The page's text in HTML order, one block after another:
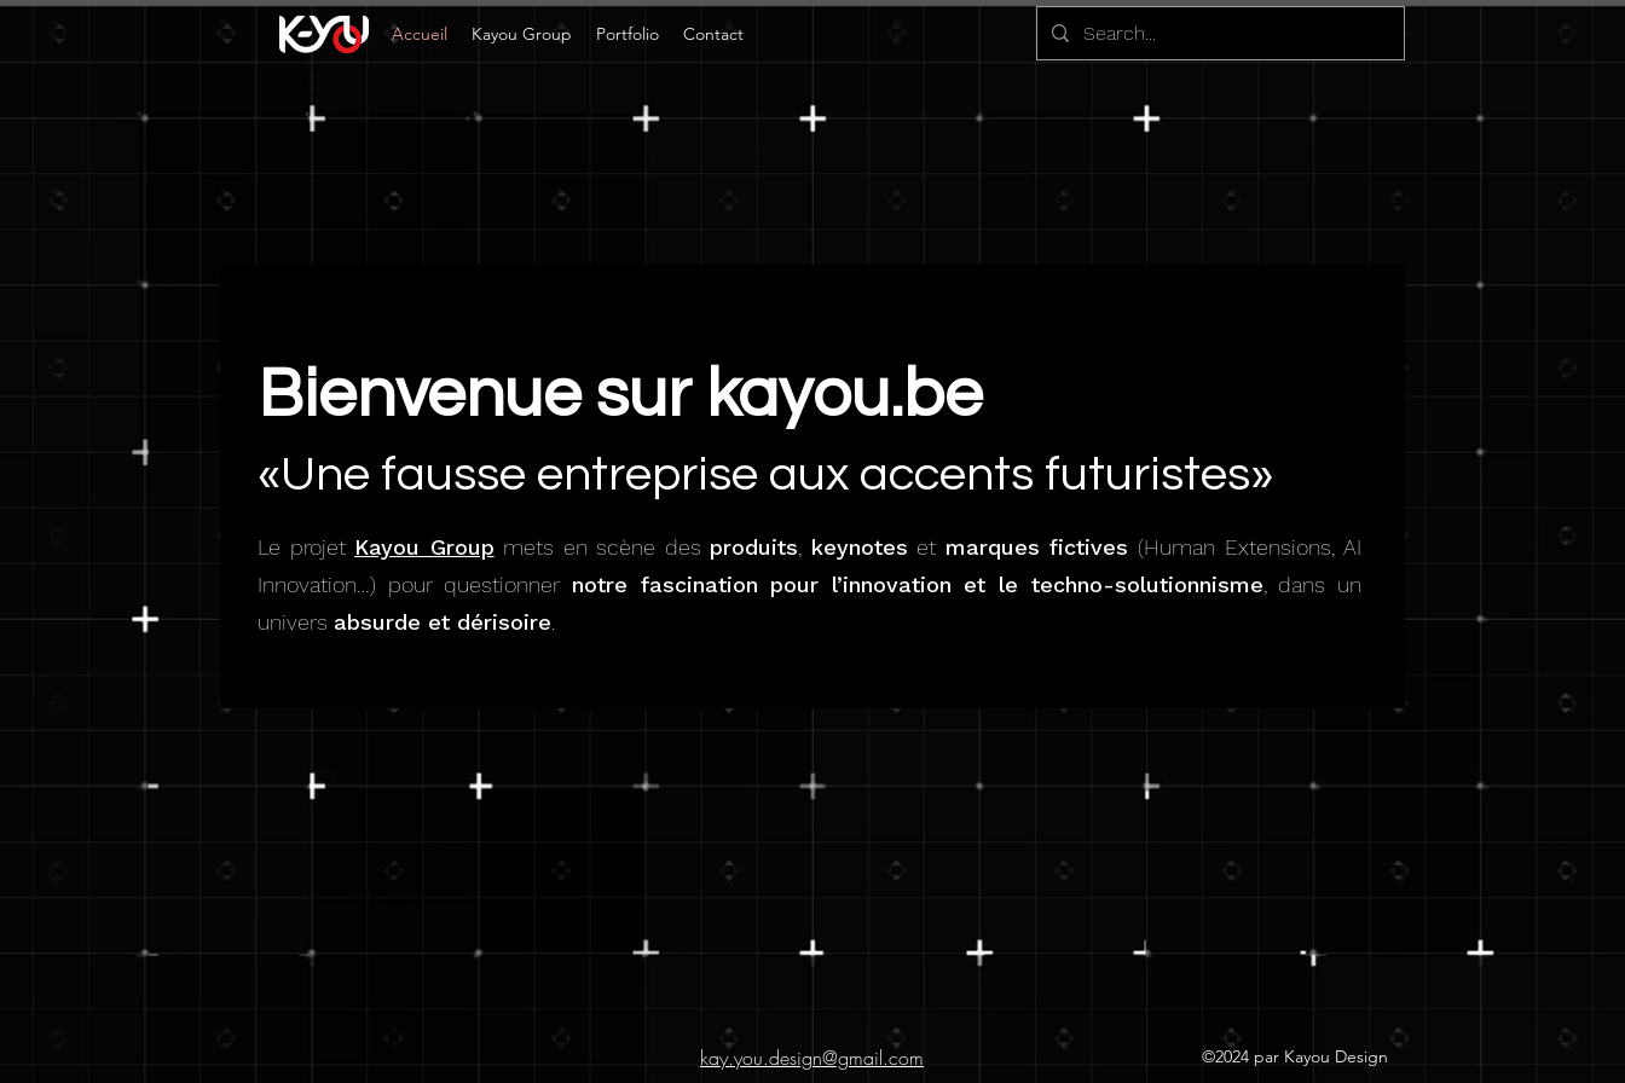
Accueil Kayou Group Portfolio Contact
Bienvenue sur kayou.be
«Une fausse entreprise aux accents futuristes»
Le projet Kayou Group mets en scène des produits keynotes et marques fictives (Human Extensions, AI
Innovation…) pour questionner notre fascination pour l’innovation et le techno-solutionnisme , dans un
univers absurde et dérisoire
kay.you.design@gmail.com ©2024 par Kayou Design